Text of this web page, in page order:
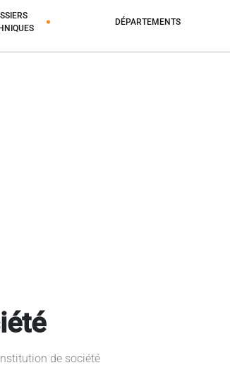
DÉPARTEMENTS
de société